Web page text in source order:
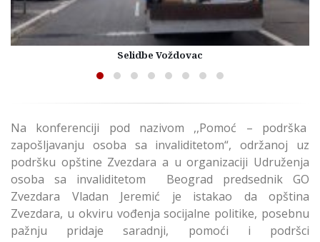
Selidbe Voždovac
Na konferenciji pod nazivom ,,Pomoć – podrška
zapošljavanju osoba sa invaliditetom“, održanoj uz
podršku opštine Zvezdara a u organizaciji Udruženja
osoba sa invaliditetom Beograd predsednik GO
Zvezdara Vladan Jeremić je istakao da opština
Zvezdara, u okviru vođenja socijalne politike, posebnu
pažnju pridaje saradnji, pomoći i podršci